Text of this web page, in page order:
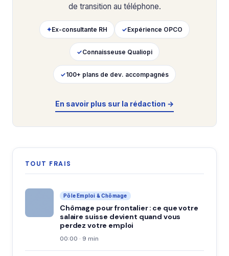
de transition au téléphone.
✦Ex-consultante RH ✓Expérience OPCO
✓Connaisseuse Qualiopi
✓100+ plans de dev. accompagnés
En savoir plus sur la rédaction →
TOUT FRAIS
Pôle Emploi & Chômage
Chômage pour frontalier : ce que votre
salaire suisse devient quand vous
perdez votre emploi
00:00 · 9 min